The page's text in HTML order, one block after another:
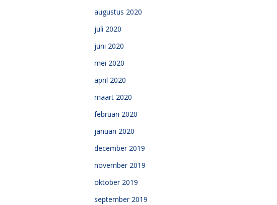
augustus 2020
juli 2020
juni 2020
mei 2020
april 2020
maart 2020
februari 2020
januari 2020
december 2019
november 2019
oktober 2019
september 2019